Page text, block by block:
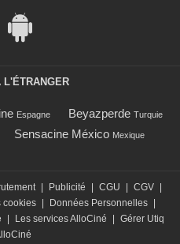
L'ÉTRANGER
Espagne Beyazperde Turquie
Sensacine México Mexique
Publicité CGU CGV
cookies Données Personnelles
Les services AlloCiné
Gérer Utiq